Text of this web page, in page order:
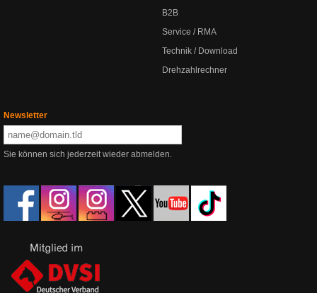
B2B
Service / RMA
Technik / Download
Drehzahlrechner
Newsletter
Sie können sich jederzeit wieder abmelden.